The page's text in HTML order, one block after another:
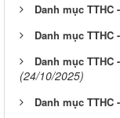
Danh mục
Danh mục
Danh mục
(24/10/2025)
Danh mục